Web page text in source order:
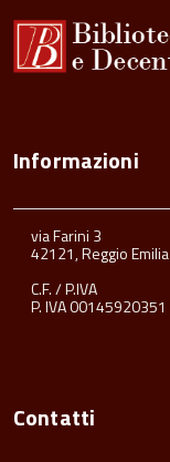
Informazioni
via Farini 3
42121, Reggio Emilia
C.F. / P.IVA
P. IVA 00145920351
Contatti